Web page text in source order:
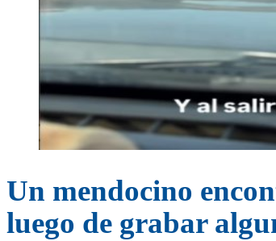
Un mendocino
luego de grabar